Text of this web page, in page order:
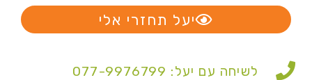
יעל תחזרי אלי
לשיחה עם יעל: 077-9976799